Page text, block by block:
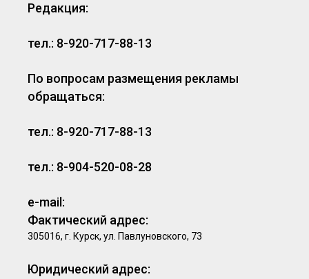
Редакция:
тел.: 8-920-717-88-13
По вопросам размещения рекламы
обращаться:
тел.: 8-920-717-88-13
тел.: 8-904-520-08-28
e-mail:
Фактический адрес:
305016, г. Курск, ул. Павлуновского, 73
Юридический адрес: